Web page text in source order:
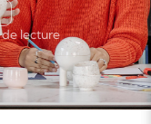
de lecture